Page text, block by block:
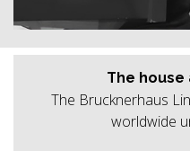
The house
The Brucknerhaus
worldwide